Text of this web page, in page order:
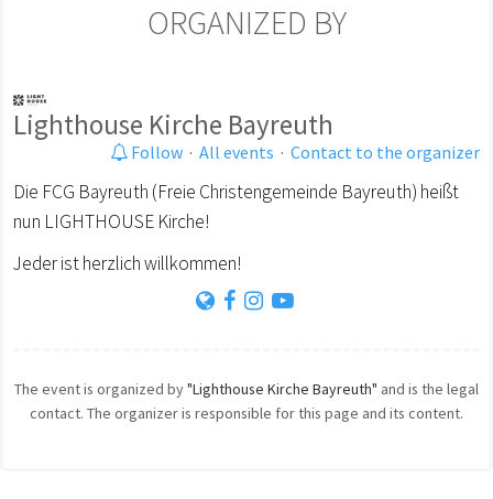
ORGANIZED BY
Lighthouse Kirche Bayreuth
Follow · All events · Contact to the organizer
Die FCG Bayreuth (Freie Christengemeinde Bayreuth) heißt
nun LIGHTHOUSE Kirche!
Jeder ist herzlich willkommen!
The event is organized by"Lighthouse Kirche Bayreuth" and is the legal
contact. The organizer is responsible for this page and its content.